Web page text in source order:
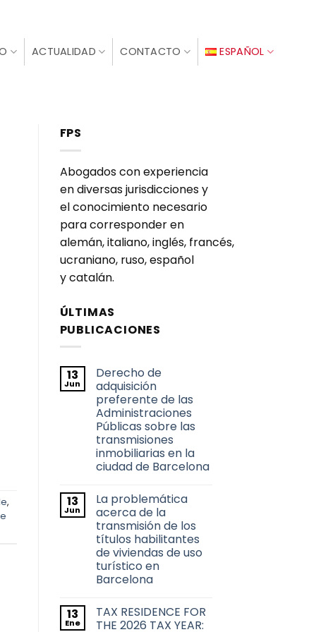
ACTUALIDAD CONTACTO ESPAÑOL
,
FPS
Abogados con experiencia
en diversas jurisdicciones y
el conocimiento necesario
para corresponder en
alemán, italiano, inglés, francés,
ucraniano, ruso, español
y catalán.
ÚLTIMAS
PUBLICACIONES
13
Jun
Derecho de
adquisición
preferente de las
Administraciones
Públicas sobre las
transmisiones
inmobiliarias en la
ciudad de Barcelona
comentarios
en
Derecho
de
adquisición
preferente
de
las
Administraciones
Públicas
transmisiones
inmobiliarias
en
13
Jun
La problemática
acerca de la
transmisión de los
títulos habilitantes
de viviendas de uso
turístico en
Barcelona
comentarios
en
13
Ene
TAX RESIDENCE FOR
THE 2026 TAX YEAR: